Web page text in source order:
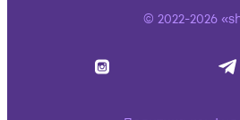
© 2022-2026